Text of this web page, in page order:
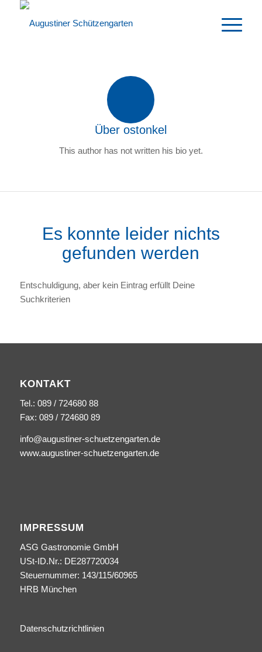
Überostonkel
This author has not written his bio yet.
Es konnte leider nichts
gefunden werden
Entschuldigung, aber kein Eintrag erfüllt Deine
Suchkriterien
KONTAKT
Tel.: 089 / 724680 88
Fax: 089 / 724680 89
info@augustiner-schuetzengarten.de
www.augustiner-schuetzengarten.de
IMPRESSUM
ASG Gastronomie GmbH
USt-ID.Nr.: DE287720034
Steuernummer: 143/115/60965
HRB München
Datenschutzrichtlinien